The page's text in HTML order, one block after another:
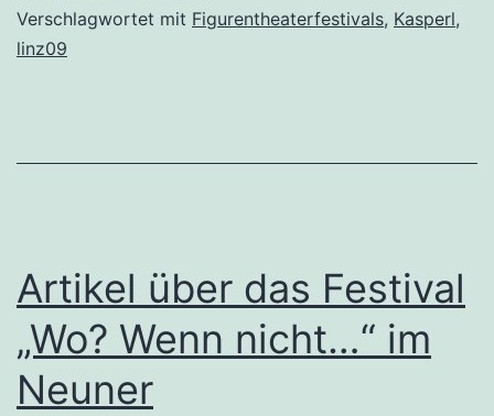
Verschlagwortet mit Figurentheaterfestivals, Kasperl,
linz09
Artikel über das Festival
„Wo? Wenn nicht…“ im
Neuner